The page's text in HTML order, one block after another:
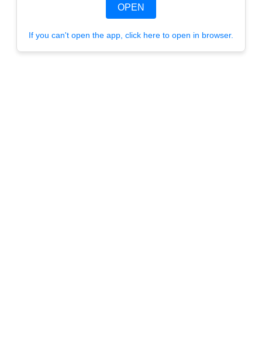
OPEN
If you can't open the app, click here to open in browser.